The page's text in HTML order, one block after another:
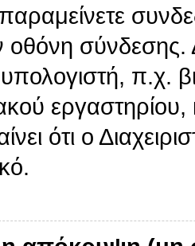
οθόνη σύνδεσης.
π.χ.
ότι ο